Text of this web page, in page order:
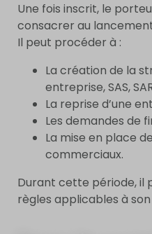
Une fois inscrit, le
consacrer au
Il peut procéder à :
La création de la
entreprise, SAS,
La reprise d’une
Les demandes de
La mise en place
commerciaux.
Durant cette période, il
règles applicables à